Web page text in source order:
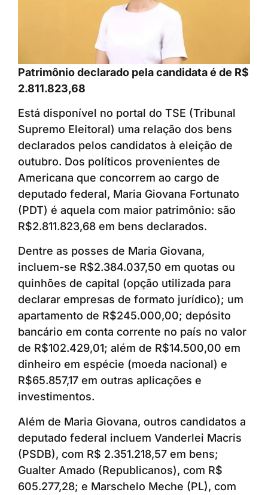
Patrimônio declarado pela candidata é de R$
2.811.823,68
Está disponível no portal do TSE (Tribunal
Supremo Eleitoral) uma relação dos bens
declarados pelos candidatos à eleição de
outubro. Dos políticos provenientes de
Americana que concorrem ao cargo de
deputado federal, Maria Giovana Fortunato
(PDT) é aquela com maior patrimônio: são
R$2.811.823,68 em bens declarados.
Dentre as posses de Maria Giovana,
incluem-se R$2.384.037,50 em quotas ou
quinhões de capital (opção utilizada para
declarar empresas de formato jurídico); um
apartamento de R$245.000,00; depósito
bancário em conta corrente no país no valor
de R$102.429,01; além de R$14.500,00 em
dinheiro em espécie (moeda nacional) e
R$65.857,17 em outras aplicações e
investimentos.
Além de Maria Giovana, outros candidatos a
deputado federal incluem Vanderlei Macris
(PSDB), com R$ 2.351.218,57 em bens;
Gualter Amado (Republicanos), com R$
605.277,28; e Marschelo Meche (PL), com